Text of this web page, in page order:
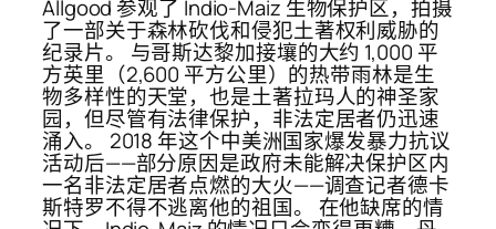
Allgood 参观了 Indio-Maiz 生物保护区，拍摄
了一部关于森林砍伐和侵犯土著权利威胁的
纪录片。 与哥斯达黎加接壤的大约 1,000 平
方英里（2,600 平方公里）的热带雨林是生
物多样性的天堂，也是土著拉玛人的神圣家
园，但尽管有法律保护，非法定居者仍迅速
涌入。 2018 年这个中美洲国家爆发暴力抗议
活动后——部分原因是政府未能解决保护区内
一名非法定居者点燃的大火——调查记者德卡
斯特罗不得不逃离他的祖国。 在他缺席的情